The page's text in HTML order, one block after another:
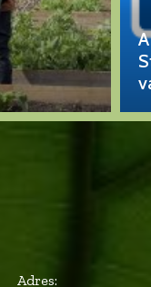
Adres: